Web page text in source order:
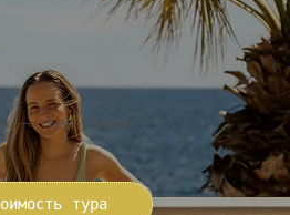
— Сен-Тропе —
тура